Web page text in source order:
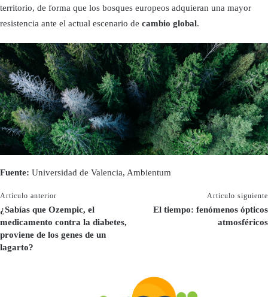
territorio, de forma que los bosques europeos adquieran una mayor
resistencia ante el actual escenario de cambio global.
Fuente: Universidad de Valencia, Ambientum
Artículo anterior
¿Sabías que Ozempic, el
medicamento contra la diabetes,
proviene de los genes de un
lagarto?
Artículo siguiente
El tiempo: fenómenos ópticos
atmosféricos